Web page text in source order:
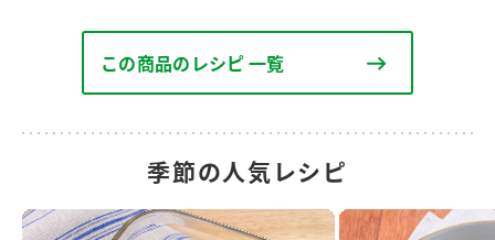
この商品のレシピ 一覧
季節の人気レシピ